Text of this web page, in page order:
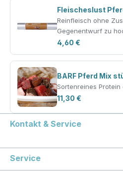
Fleischeslust
Reinfleisch ohne
Gegenentwurf zu
4,60 €
BARF Pferd Mix
Sortenreines
11,30 €
Kontakt & Service
Service